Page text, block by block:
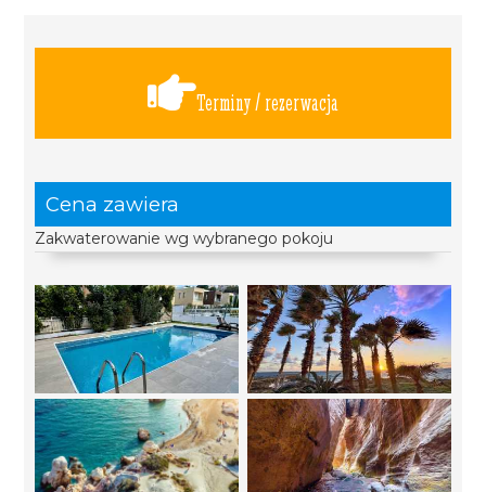
Terminy / rezerwacja
Cena zawiera
Zakwaterowanie wg wybranego pokoju